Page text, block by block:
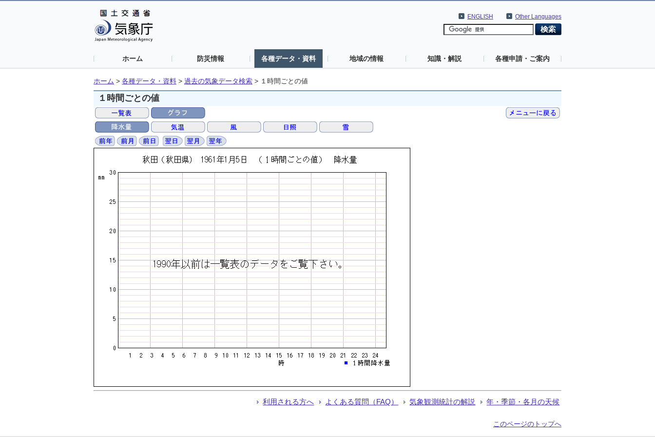
Other Languages
ENGLISH
ホーム 防災情報 各種データ・資料 地域の情報 知識・解説 各種申請・ご案内
ホーム > 各種データ・資料 > 過去の気象データ検索 > １時間ごとの値
１時間ごとの値
利用される方へ よくある質問（FAQ） 気象観測統計の解説 年・季節・各月の天候
このページのトップへ